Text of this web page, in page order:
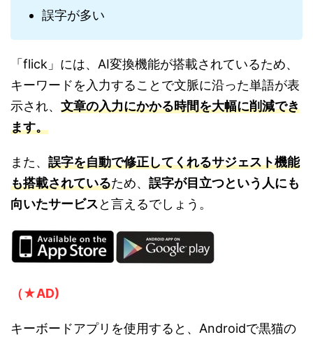
誤字が多い
「flick」には、AI変換機能が搭載されているため、
キーワードを入力することで文脈に沿った単語が表
示され、 文章の入力にかかる時間を大幅に削減でき
ます。
また、 誤字を自動で修正してくれるサジェスト機能
も搭載されているため、 誤字が目立つという人にも
向いたサービスと言えるでしょう。
（★AD)
キーボードアプリを使用すると、Androidで黒猫の